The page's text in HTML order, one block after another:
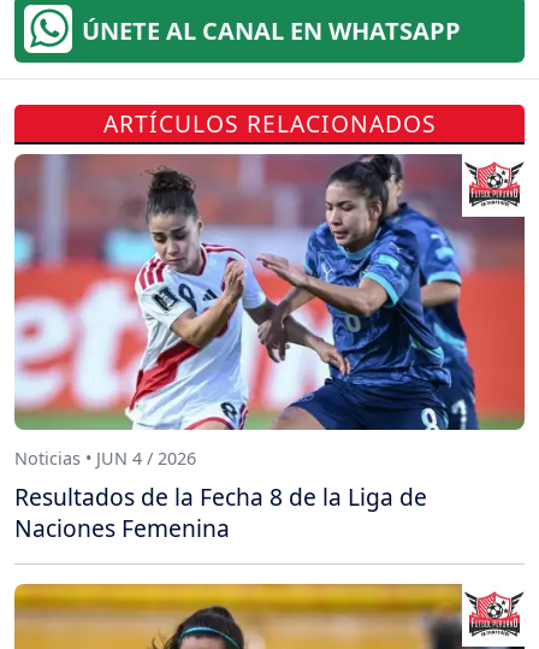
ÚNETE AL CANAL EN WHATSAPP
ARTÍCULOS RELACIONADOS
Noticias • JUN 4 / 2026
Resultados de la Fecha 8 de la Liga de
Naciones Femenina